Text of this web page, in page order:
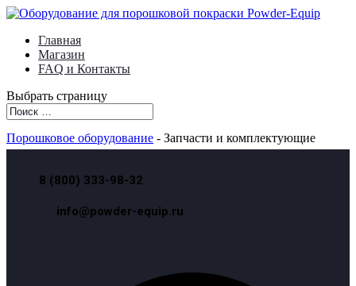
Главная
Магазин
FAQ и Контакты
Выбрать страницу
Порошковое оборудование - Запчасти и комплектующие
8 (800) 333-98-32
info@powder-equip.ru